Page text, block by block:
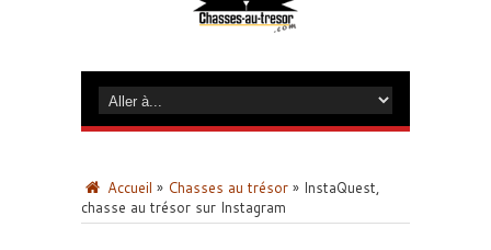
Accueil » Chasses au trésor » InstaQuest,
chasse au trésor sur Instagram